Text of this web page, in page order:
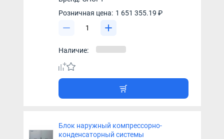
Розничная цена: 1 651 355.19 ₽
Наличие:
Блок наружный компрессорно-
конденсаторный системы